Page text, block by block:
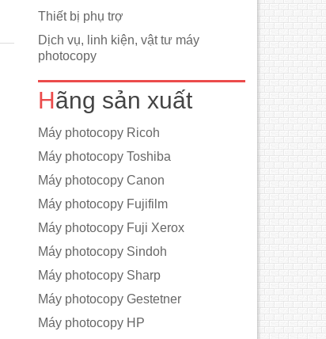
Thiết bị phụ trợ
Dịch vụ, linh kiện, vật tư máy
photocopy
Hãng sản xuất
Máy photocopy Ricoh
Máy photocopy Toshiba
Máy photocopy Canon
Máy photocopy Fujifilm
Máy photocopy Fuji Xerox
Máy photocopy Sindoh
Máy photocopy Sharp
Máy photocopy Gestetner
Máy photocopy HP